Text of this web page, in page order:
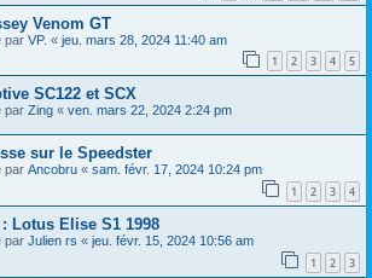
Venom GT
par VP. « jeu. mars 28, 2024 11:40 am
1 2 3 4 5
SC122 et SCX
par Zing « ven. mars 22, 2024 2:24 pm
sur le Speedster
par Ancobru « sam. févr. 17, 2024 10:24 pm
1 2 3 4
Lotus Elise S1 1998
par Julien rs « jeu. févr. 15, 2024 10:56 am
1 2 3